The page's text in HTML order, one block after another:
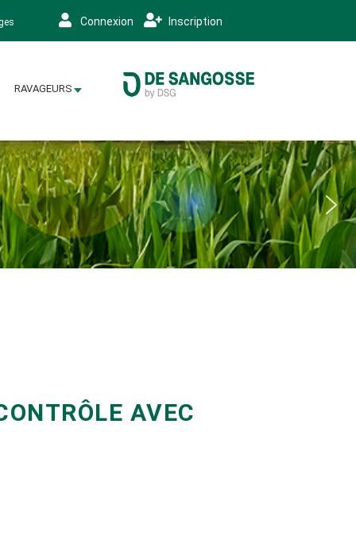
Connexion Inscription
RAVAGEURS
AVEC